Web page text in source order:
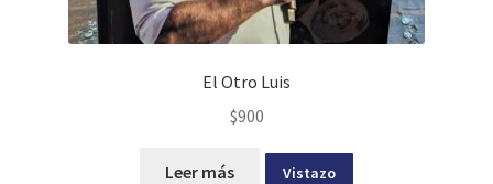
El Otro Luis
$900
Leer más Vistazo